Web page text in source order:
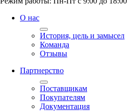
О нас
История, цель и замысел
Команда
Отзывы
Партнерство
Поставщикам
Покупателям
Документация